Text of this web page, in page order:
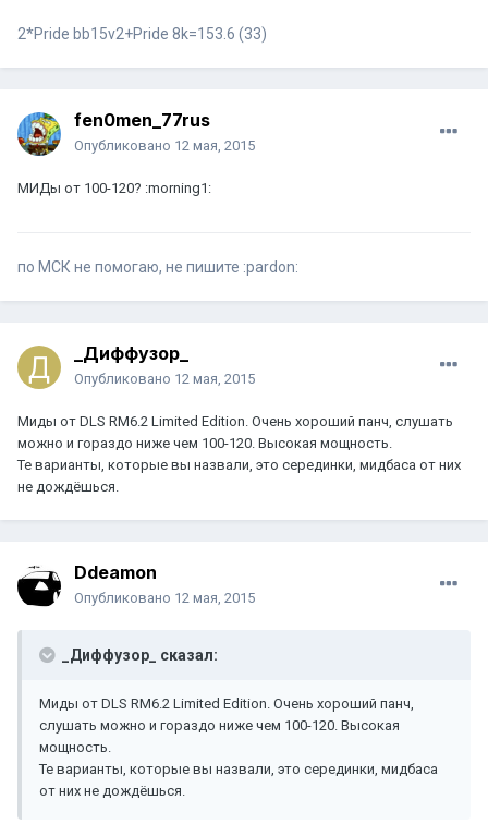
2*Pride bb15v2+Pride 8k=153.6 (33)
fen0men_77rus
Опубликовано 12 мая, 2015
МИДы от 100-120? :morning1:
по МСК не помогаю, не пишите :pardon:
_Диффузор_
Опубликовано 12 мая, 2015
Миды от DLS RM6.2 Limited Edition. Очень хороший панч, слушать
можно и гораздо ниже чем 100-120. Высокая мощность.
Те варианты, которые вы назвали, это серединки, мидбаса от них
не дождёшься.
Ddeamon
Опубликовано 12 мая, 2015
_Диффузор_ сказал:
Миды от DLS RM6.2 Limited Edition. Очень хороший панч,
слушать можно и гораздо ниже чем 100-120. Высокая
мощность.
Те варианты, которые вы назвали, это серединки, мидбаса
от них не дождёшься.